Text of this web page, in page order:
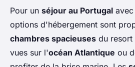
Pour un séjour au Portugal avec
options d'hébergement sont
chambres spacieuses du resort
vues sur l'océan Atlantique ou